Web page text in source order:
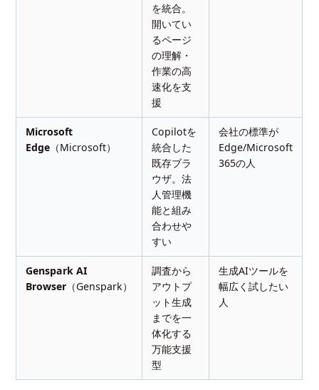
を統合。
開いてい
るページ
の理解・
作業の高
速化を支
援
Microsoft
Edge （Microsoft）
Copilotを
統合した
既存ブラ
ウザ。法
人管理機
能と組み
合わせや
すい
会社の標準が
Edge/Microsoft
365の人
Genspark AI
Browser （Genspark）
調査から
アウトプ
ット生成
までを一
体化する
万能支援
型
生成AIツールを
幅広く試したい
人